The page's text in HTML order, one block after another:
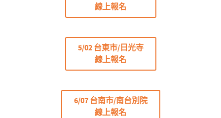
線上報名
5/02 台東市/日光寺
線上報名
6/07 台南市/南台別院
線上報名